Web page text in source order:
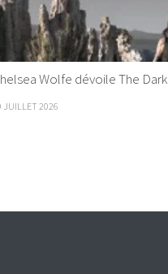
Wolfe dévoile The Dark
JUILLET 2026